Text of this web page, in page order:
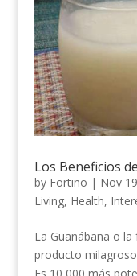
Los Beneficios
by Fortino | Nov
Living, Health,
La Guanábana o
producto